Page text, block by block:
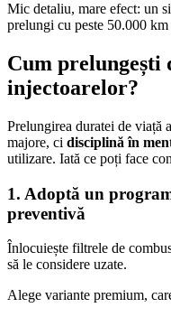
Mic detaliu, mare efect: un
prelungi cu peste 50.000
Cum prelungești
injectoarelor?
Prelungirea duratei de viață
majore, ci disciplină în
utilizare. Iată ce poți face
1. Adoptă un
preventivă
Înlocuiește filtrele de
să le considere uzate.
Alege variante premium,